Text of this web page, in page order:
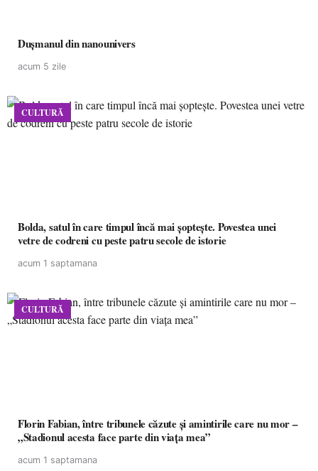
Dușmanul din nanounivers
acum 5 zile
CULTURĂ
Bolda, satul în care timpul încă mai șoptește. Povestea unei
vetre de codreni cu peste patru secole de istorie
acum 1 saptamana
CULTURĂ
Florin Fabian, între tribunele căzute și amintirile care nu mor –
„Stadionul acesta face parte din viața mea”
acum 1 saptamana